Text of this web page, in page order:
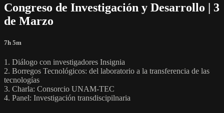
Congreso de Investigación y Desarrollo | 3
de Marzo
7h 5m
1. Diálogo con investigadores Insignia
2. Borregos Tecnológicos: del laboratorio a la transferencia de las
tecnologías
3. Charla: Consorcio UNAM-TEC
4. Panel: Investigación transdiscipilnaria